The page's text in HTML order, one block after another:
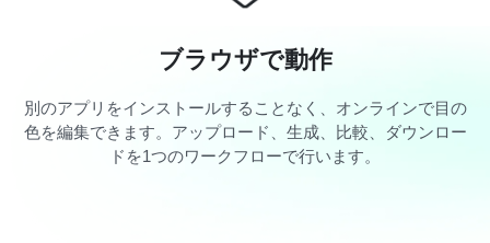
ブラウザで動作
別のアプリをインストールすることなく、オンラインで目の
色を編集できます。アップロード、生成、比較、ダウンロー
ドを1つのワークフローで行います。